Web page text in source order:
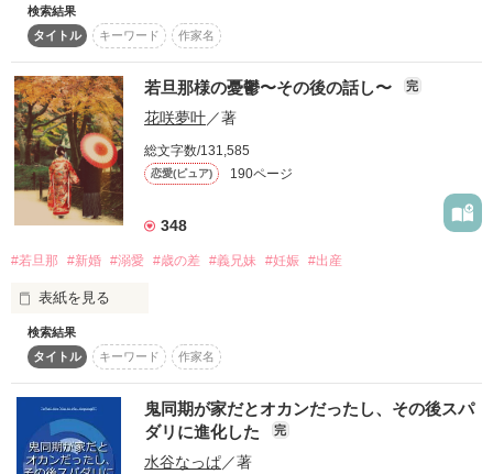
「ごめんな紀優。巻き込んで。私が悪い。」
×
水無月　光流-minazuki hikaru-
×
勝海　悠-katumi yuu-
                                          『若頭の私     でも、、、』の続編で
す！！
                                                                      香久山&優
                                                                      百合&夏目
検索結果
タイトル
キーワード 作家名
若旦那様の憂鬱〜その後の話し〜 完
花咲夢叶／著
総文字数/131,585
恋愛(ピュア) 190ページ
348
#若旦那 #新婚 #溺愛 #歳の差 #義兄妹 #妊娠 #出産
表紙を見る
温泉街の老舗旅館『一橋旅館』
若旦那　一橋　柊生
（ひとつばし　しゅうせい）30歳
義妹　　一橋　花
（ひとつばし　はな）23歳
検索結果
タイトル
キーワード 作家名
鬼同期が家だとオカンだったし、その後スパ
ダリに進化した
完
水谷なっぱ／著